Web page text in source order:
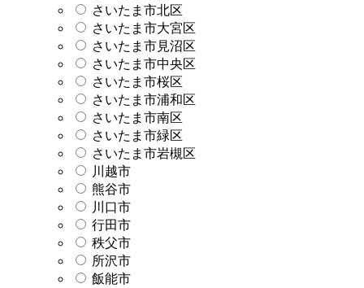
さいたま市北区
さいたま市大宮区
さいたま市見沼区
さいたま市中央区
さいたま市桜区
さいたま市浦和区
さいたま市南区
さいたま市緑区
さいたま市岩槻区
川越市
熊谷市
川口市
行田市
秩父市
所沢市
飯能市